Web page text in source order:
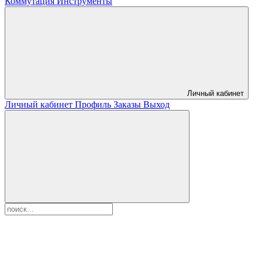
Личный кабинет
Личный кабинет Профиль Заказы Выход